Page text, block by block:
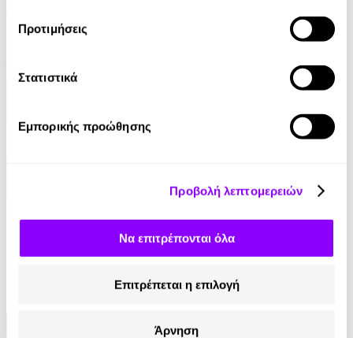
Προτιμήσεις
Στατιστικά
Εμπορικής προώθησης
Προβολή λεπτομερειών
Να επιτρέπονται όλα
Επιτρέπεται η επιλογή
Άρνηση
Μαίρη Κόντζογλου
Γαλάζια Αγελάδα
Βασίλης Τσιαμπούσης